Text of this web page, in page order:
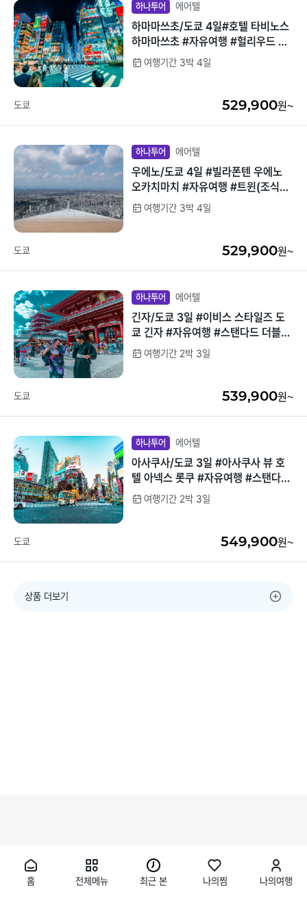
하나투어 에어텔
하마마쓰초/도쿄 4일#호텔 타비노스
하마마쓰초 #자유여행 #헐리우드 트
윈룸(조식포함) #가성비호텔
여행기간 3박 4일
도쿄 529,900원~
하나투어 에어텔
우에노/도쿄 4일 #빌라폰텐 우에노
오카치마치 #자유여행 #트윈(조식불
포) #가성비호텔
여행기간 3박 4일
도쿄 529,900원~
하나투어 에어텔
긴자/도쿄 3일 #이비스 스타일즈 도
쿄 긴자 #자유여행 #스탠다드 더블룸
(조식불포함) #접근성최고
여행기간 2박 3일
도쿄 539,900원~
하나투어 에어텔
아사쿠사/도쿄 3일 #아사쿠사 뷰 호
텔 아넥스 롯쿠 #자유여행 #스탠다드
트윈(조식불포) #4성급호텔
여행기간 2박 3일
도쿄 549,900원~
상품 더보기
홈 전체메뉴 최근 본 나의찜 나의여행